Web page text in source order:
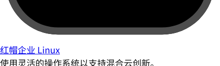
红帽企业 Linux
使用灵活的操作系统以支持混合云创新。